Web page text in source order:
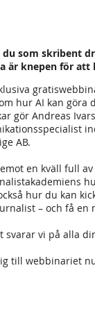
du som skribent
är knepen för att
hur AI kan göra
gör Andreas
AB.
en kväll full
hur du kan
– och få en
svarar vi på alla
till webbinariet